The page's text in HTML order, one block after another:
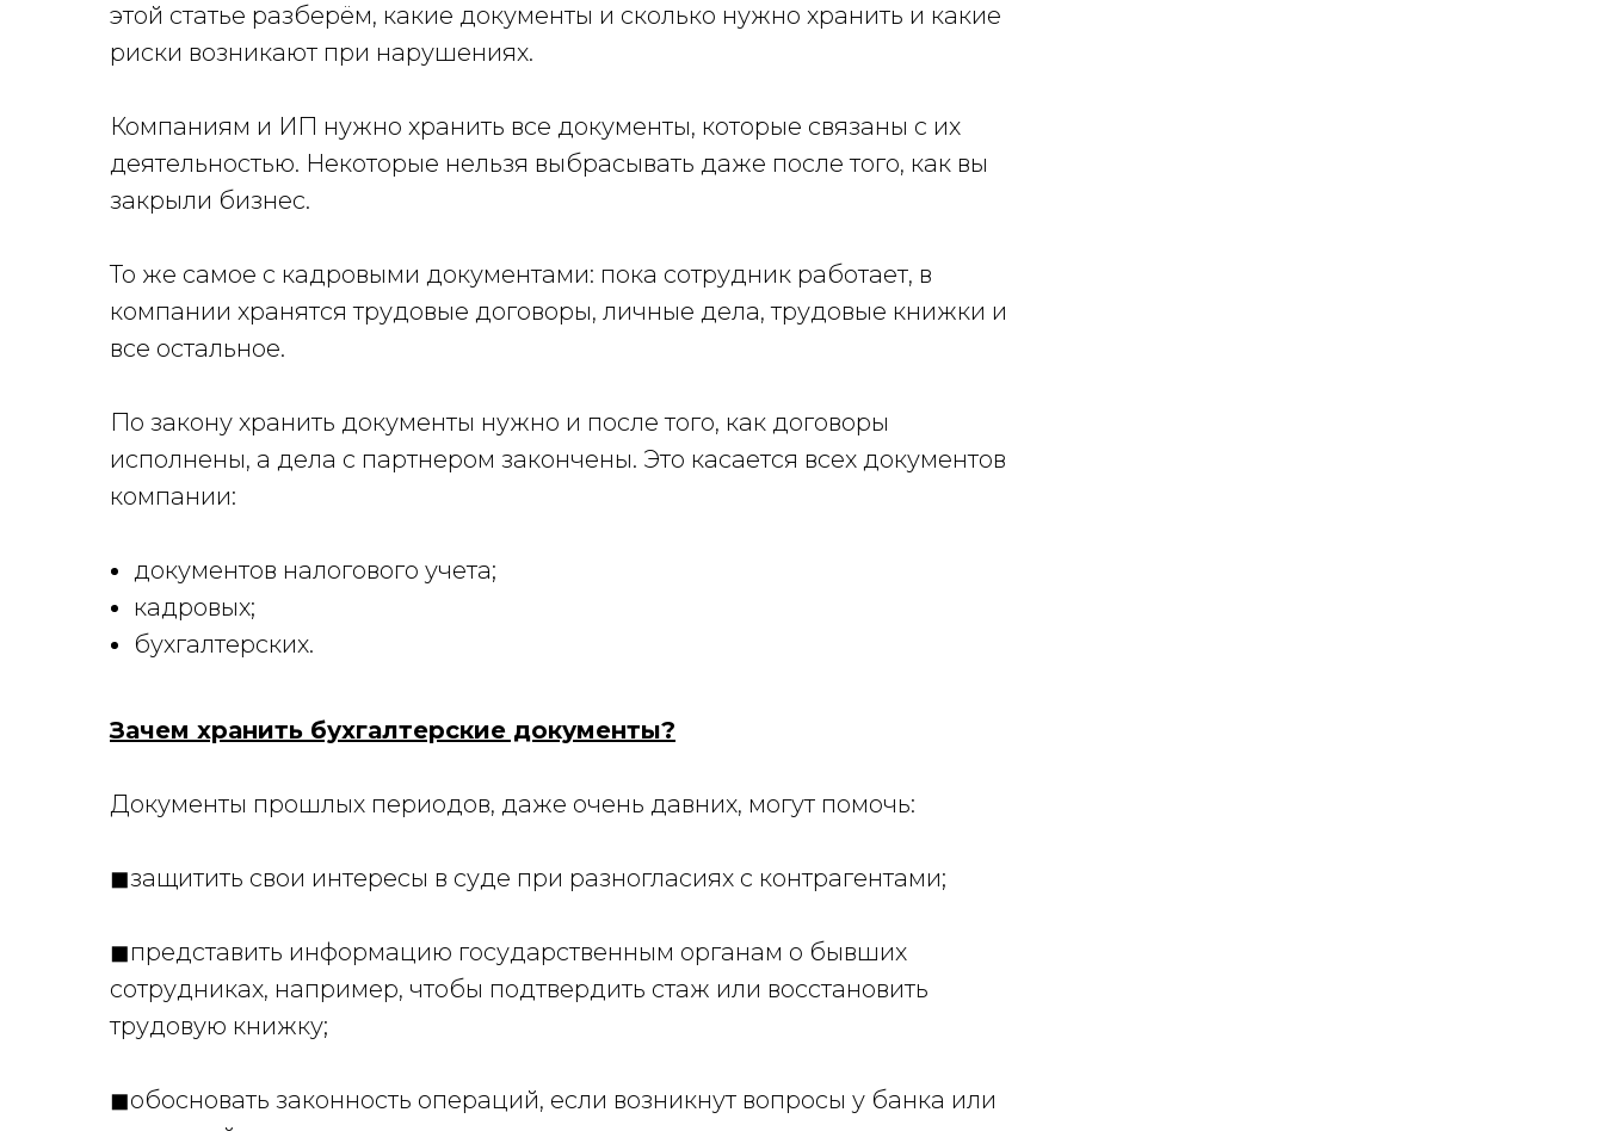
этой статье разберём, какие документы и сколько нужно хранить и какие
риски возникают при нарушениях.
Компаниям и ИП нужно хранить все документы, которые связаны с их
деятельностью. Некоторые нельзя выбрасывать даже после того, как вы
закрыли бизнес.
То же самое с кадровыми документами: пока сотрудник работает, в
компании хранятся трудовые договоры, личные дела, трудовые книжки и
все остальное.
По закону хранить документы нужно и после того, как договоры
исполнены, а дела с партнером закончены. Это касается всех документов
компании:
документов налогового учета;
кадровых;
бухгалтерских.
Зачем хранить бухгалтерские документы?
Документы прошлых периодов, даже очень давних, могут помочь:
◼защитить свои интересы в суде при разногласиях с контрагентами;
◼представить информацию государственным органам о бывших
сотрудниках, например, чтобы подтвердить стаж или восстановить
трудовую книжку;
◼обосновать законность операций, если возникнут вопросы у банка или